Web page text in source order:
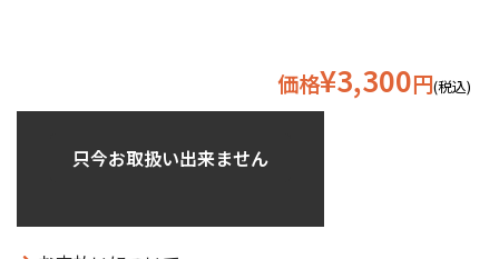
価格¥3,300円(税込)
只今お取扱い出来ません